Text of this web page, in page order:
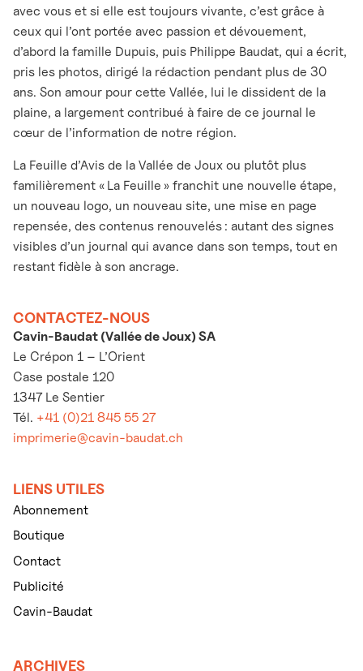
avec vous et si elle est toujours vivante, c’est grâce à
ceux qui l’ont portée avec passion et dévouement,
d’abord la famille Dupuis, puis Philippe Baudat, qui a écrit,
pris les photos, dirigé la rédaction pendant plus de 30
ans. Son amour pour cette Vallée, lui le dissident de la
plaine, a largement contribué à faire de ce journal le
cœur de l’information de notre région.
La Feuille d’Avis de la Vallée de Joux ou plutôt plus
familièrement « La Feuille » franchit une nouvelle étape,
un nouveau logo, un nouveau site, une mise en page
repensée, des contenus renouvelés : autant des signes
visibles d’un journal qui avance dans son temps, tout en
restant fidèle à son ancrage.
CONTACTEZ-NOUS
Cavin-Baudat (Vallée de Joux) SA
Le Crépon 1 – L’Orient
Case postale 120
1347 Le Sentier
Tél. +41 (0)21 845 55 27
imprimerie@cavin-baudat.ch
LIENS UTILES
Abonnement
Boutique
Contact
Publicité
Cavin-Baudat
ARCHIVES